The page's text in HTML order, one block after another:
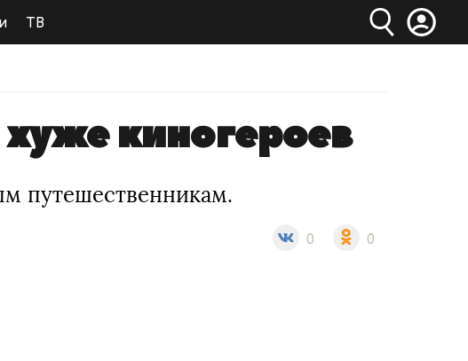
ТВ
киногероев
путешественникам.
0 0